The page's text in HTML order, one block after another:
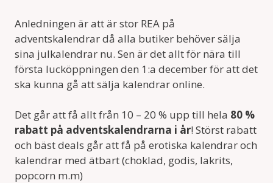
Anledningen är att är stor REA på
adventskalendrar då alla butiker behöver sälja
sina julkalendrar nu. Sen är det allt för nära till
första lucköppningen den 1:a december för att det
ska kunna gå att sälja kalendrar online.
Det går att få allt från 10 – 20 % upp till hela 80 %
rabatt på adventskalendrarna i år! Störst rabatt
och bäst deals går att få på erotiska kalendrar och
kalendrar med ätbart (choklad, godis, lakrits,
popcorn m.m)